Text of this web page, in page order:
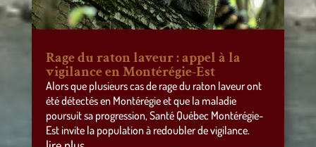
Rage du raton laveur : appel à la
vigilance en Montérégie-Est
Alors que plusieurs cas de rage du raton laveur ont
été détectés en Montérégie et que la maladie
poursuit sa progression, Santé Québec Montérégie-
Est invite la population à redoubler de vigilance.